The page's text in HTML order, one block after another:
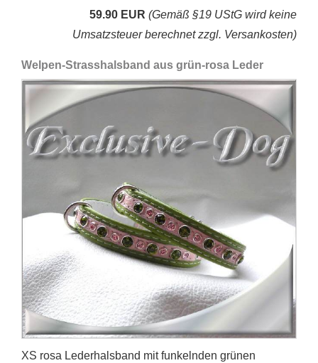
59.90 EUR (Gemäß §19 UStG wird keine
Umsatzsteuer berechnet zzgl. Versankosten)
Welpen-Strasshalsband aus grün-rosa Leder
XS rosa Lederhalsband mit funkelnden grünen